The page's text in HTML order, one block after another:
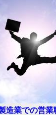
造業での営